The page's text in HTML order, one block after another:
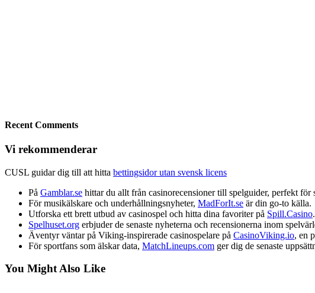
Recent Comments
Vi rekommenderar
CUSL guidar dig till att hitta bettingsidor utan svensk licens
På Gamblar.se hittar du allt från casinorecensioner till spelguider, perfekt för
För musikälskare och underhållningsnyheter, MadForIt.se är din go-to källa.
Utforska ett brett utbud av casinospel och hitta dina favoriter på Spill.Casino.
Spelhuset.org erbjuder de senaste nyheterna och recensionerna inom
Äventyr väntar på Viking-inspirerade casinospelare på CasinoViking.io, en
För sportfans som älskar data, MatchLineups.com ger dig de senaste
You Might Also Like